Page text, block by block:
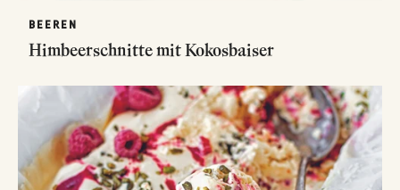
BEEREN
Himbeerschnitte mit Kokosbaiser